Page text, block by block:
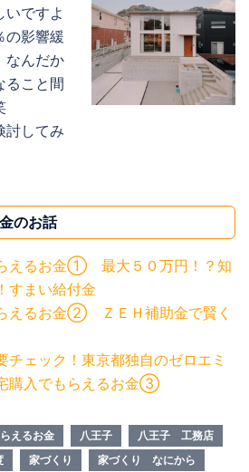
いですよ
の影響緩
なんだか
ること間
討してみ
のお話
えるお金① 最大５０万円！？知
すまい給付金
えるお金② ＺＥＨ補助金で賢く
チェック！東京都独自のゼロエミ
購入でもらえるお金③
えるお金 八王子
八王子 工務店
家づくり
家づくり なにから